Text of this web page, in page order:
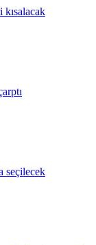
kısalacak
seçilecek